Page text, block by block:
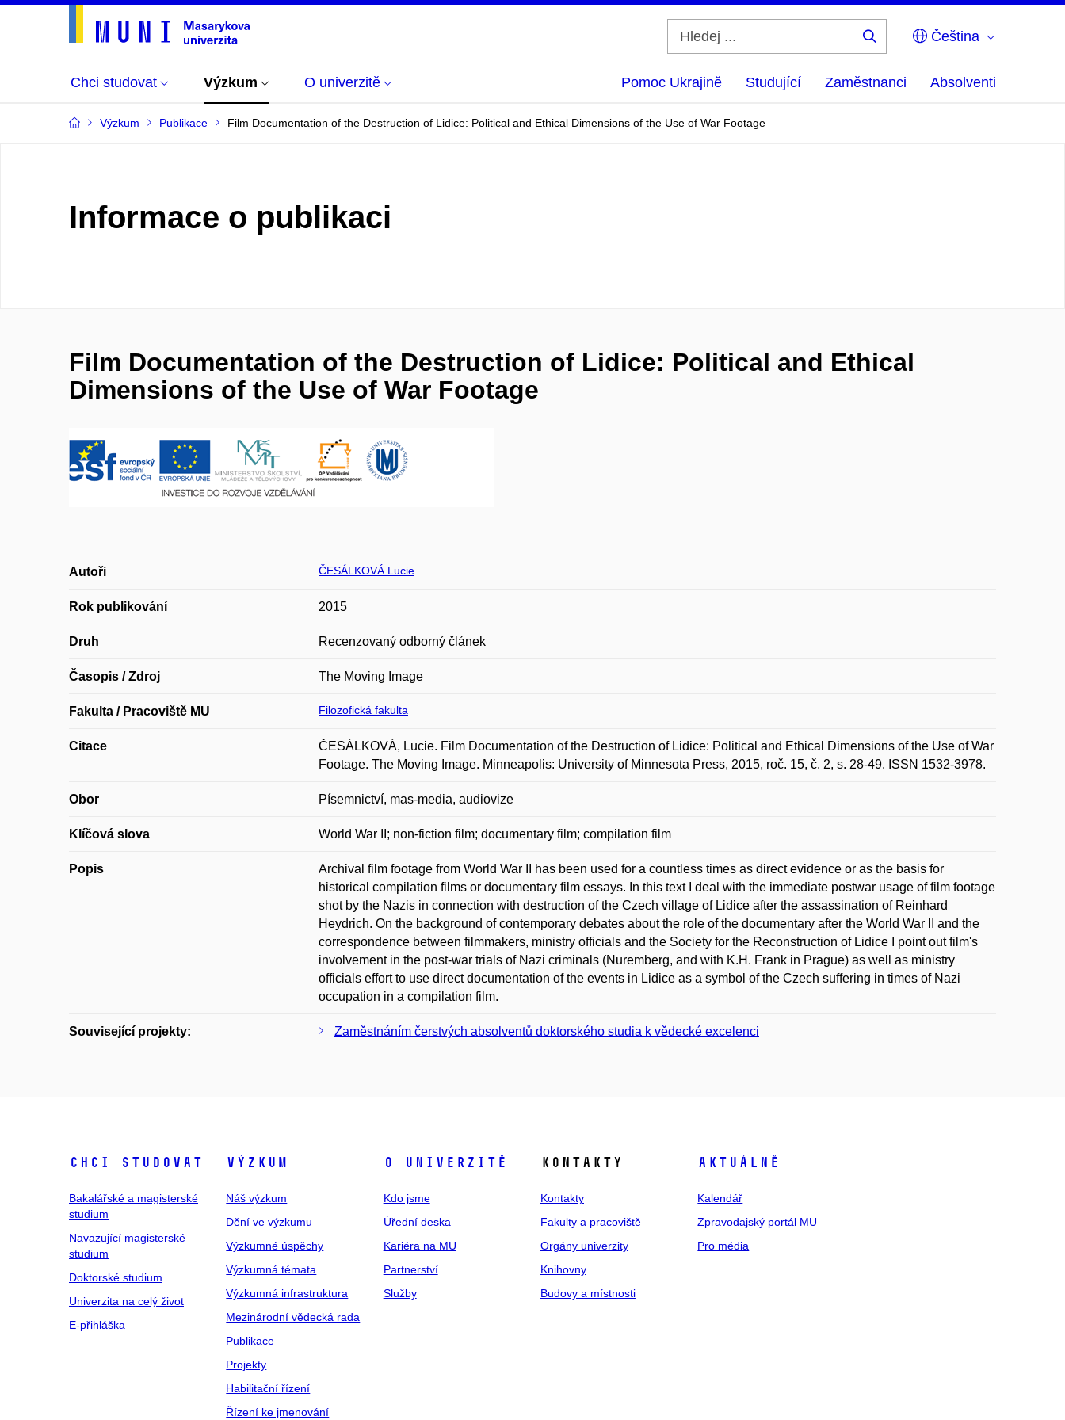
Čeština
Chci studovat Výzkum O univerzitě Pomoc Ukrajině Studující Zaměstnanci Absolventi
Výzkum Publikace Film Documentation of the Destruction of Lidice: Political and Ethical Dimensions of the Use of War Footage
Informace o publikaci
Film Documentation of the Destruction of Lidice: Political and Ethical
Dimensions of the Use of War Footage
Autoři ČESÁLKOVÁ Lucie
Rok publikování 2015
Druh Recenzovaný odborný článek
Časopis / Zdroj The Moving Image
Fakulta / Pracoviště MU Filozofická fakulta
Citace
ČESÁLKOVÁ, Lucie. Film Documentation of the Destruction of Lidice: Political and Ethical Dimensions of the Use of War
Footage. The Moving Image. Minneapolis: University of Minnesota Press, 2015, roč. 15, č. 2, s. 28-49. ISSN 1532-3978.
Obor Písemnictví, mas-media, audiovize
Klíčová slova World War II; non-fiction film; documentary film; compilation film
Popis
Archival film footage from World War II has been used for a countless times as direct evidence or as the basis for
historical compilation films or documentary film essays. In this text I deal with the immediate postwar usage of film footage
shot by the Nazis in connection with destruction of the Czech village of Lidice after the assassination of Reinhard
Heydrich. On the background of contemporary debates about the role of the documentary after the World War II and the
correspondence between filmmakers, ministry officials and the Society for the Reconstruction of Lidice I point out film's
involvement in the post-war trials of Nazi criminals (Nuremberg, and with K.H. Frank in Prague) as well as ministry
officials effort to use direct documentation of the events in Lidice as a symbol of the Czech suffering in times of Nazi
occupation in a compilation film.
Související projekty: Zaměstnáním čerstvých absolventů doktorského studia k vědecké excelenci
Chci studovat
Bakalářské a magisterské
studium
Navazující magisterské
studium
Doktorské studium
Univerzita na celý život
E-přihláška
Výzkum
Náš výzkum
Dění ve výzkumu
Výzkumné úspěchy
Výzkumná témata
Výzkumná infrastruktura
Mezinárodní vědecká rada
Publikace
Projekty
Habilitační řízení
Řízení ke jmenování
O univerzitě
Kdo jsme
Úřední deska
Kariéra na MU
Partnerství
Služby
Kontakty
Kontakty
Fakulty a pracoviště
Orgány univerzity
Knihovny
Budovy a místnosti
Aktuálně
Kalendář
Zpravodajský portál MU
Pro média